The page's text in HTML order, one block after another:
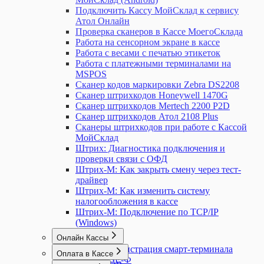
Подключить Кассу МойСклад к сервису
Атол Онлайн
Проверка сканеров в Кассе МоегоСклада
Работа на сенсорном экране в кассе
Работа с весами с печатью этикеток
Работа с платежными терминалами на
MSPOS
Сканер кодов маркировки Zebra DS2208
Сканер штрихкодов Honeywell 1470G
Сканер штрихкодов Mertech 2200 P2D
Сканер штрихкодов Атол 2108 Plus
Сканеры штрихкодов при работе с Кассой
МойСклад
Штрих: Диагностика подключения и
проверки связи с ОФД
Штрих-М: Как закрыть смену через тест-
драйвер
Штрих-М: Как изменить систему
налогообложения в кассе
Штрих-М: Подключение по TCP/IP
(Windows)
Онлайн Кассы
MSPOS: Регистрация смарт-терминала
MSPOS-SE-Ф
Оплата в Кассе